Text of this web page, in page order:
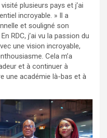
plusieurs pays et j’ai
incroyable. » Il a
et souligné son
RDC, j’ai vu la passion du
une vision incroyable,
Cela m’a
et à continuer à
une académie là-bas et à